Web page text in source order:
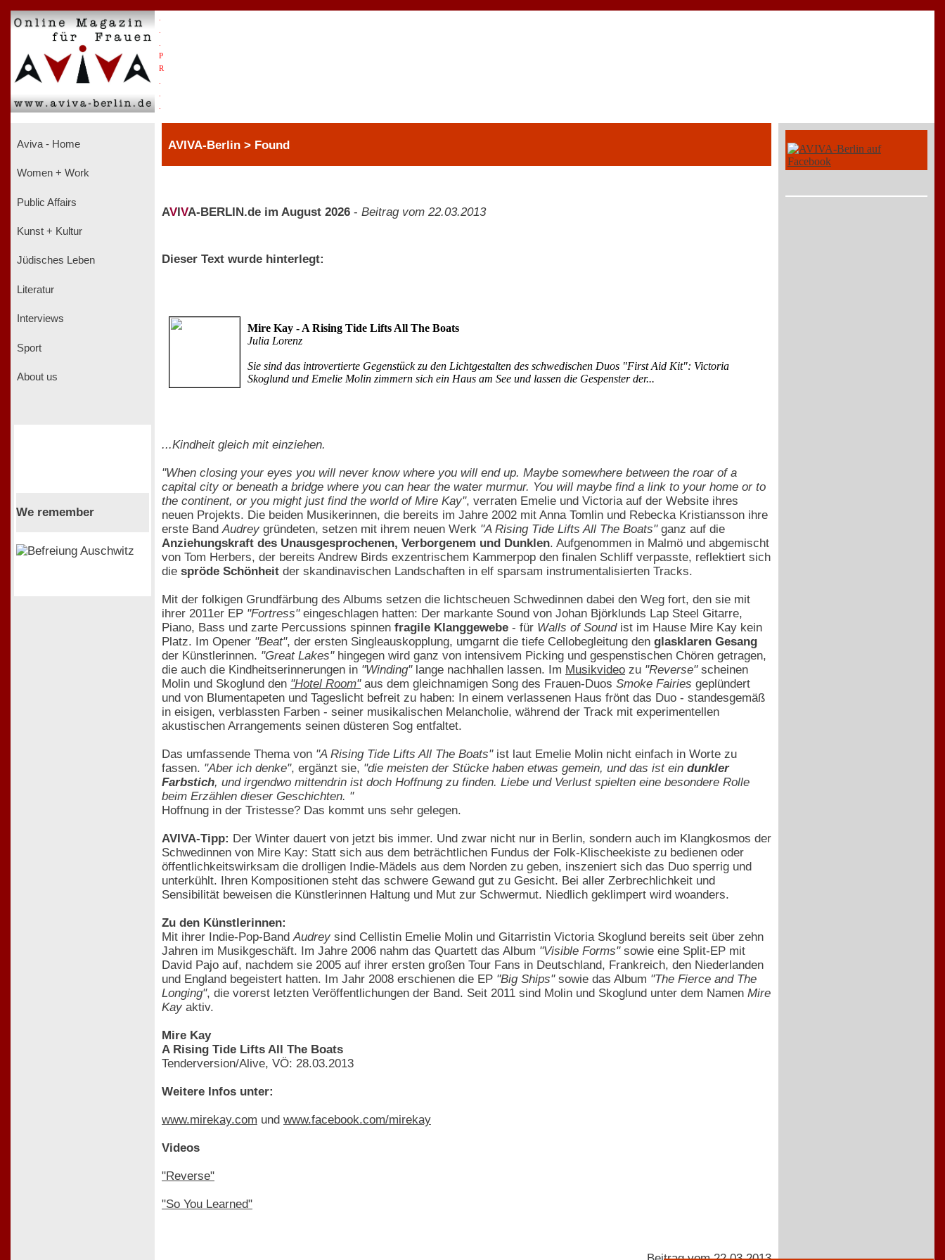
P
R
Aviva - Home
Women + Work
Public Affairs
Kunst + Kultur
Jüdisches Leben
Literatur
Interviews
Sport
About us
We remember
AVIVA-Berlin > Found
AV VA-BERLIN.de im August 2026 - Beitrag vom 22.03.2013
Dieser Text wurde hinterlegt:
Mire Kay - A Rising Tide Lifts All The Boats
Julia Lorenz
Sie sind das introvertierte Gegenstück zu den Lichtgestalten des schwedischen Duos "First Aid Kit": Victoria
Skoglund und Emelie Molin zimmern sich ein Haus am See und lassen die Gespenster der...
...Kindheit gleich mit einziehen.
"When closing your eyes you will never know where you will end up. Maybe somewhere between the roar of a
capital city or beneath a bridge where you can hear the water murmur. You will maybe find a link to your home or to
the continent, or you might just find the world of Mire Kay", verraten Emelie und Victoria auf der Website ihres
neuen Projekts. Die beiden Musikerinnen, die bereits im Jahre 2002 mit Anna Tomlin und Rebecka Kristiansson ihre
erste BandAudrey gründeten, setzen mit ihrem neuen Werk "A Rising Tide Lifts All The Boats"ganz auf die
Anziehungskraft des Unausgesprochenen, Verborgenem und Dunklen. Aufgenommen in Malmö und abgemischt
von Tom Herbers, der bereits Andrew Birds exzentrischem Kammerpop den finalen Schliff verpasste, reflektiert sich
die spröde Schönheit der skandinavischen Landschaften in elf sparsam instrumentalisierten Tracks.
Mit der folkigen Grundfärbung des Albums setzen die lichtscheuen Schwedinnen dabei den Weg fort, den sie mit
ihrer 2011er EP "Fortress"eingeschlagen hatten: Der markante Sound von Johan Björklunds Lap Steel Gitarre,
Piano, Bass und zarte Percussions spinnen fragile Klanggewebe - für Walls of Soundist im Hause Mire Kay kein
Platz. Im Opener "Beat", der ersten Singleauskopplung, umgarnt die tiefe Cellobegleitung den glasklaren Gesang
der Künstlerinnen. "Great Lakes"hingegen wird ganz von intensivem Picking und gespenstischen Chören getragen,
die auch die Kindheitserinnerungen in "Winding"lange nachhallen lassen. Im Musikvideo zu "Reverse"scheinen
Molin und Skoglund den "Hotel Room"aus dem gleichnamigen Song des Frauen-Duos Smoke Fairies geplündert
und von Blumentapeten und Tageslicht befreit zu haben: In einem verlassenen Haus frönt das Duo - standesgemäß
in eisigen, verblassten Farben - seiner musikalischen Melancholie, während der Track mit experimentellen
akustischen Arrangements seinen düsteren Sog entfaltet.
Das umfassende Thema von "A Rising Tide Lifts All The Boats"ist laut Emelie Molin nicht einfach in Worte zu
fassen. "Aber ich denke", ergänzt sie, "die meisten der Stücke haben etwas gemein, und das ist ein dunkler
Farbstich, und irgendwo mittendrin ist doch Hoffnung zu finden. Liebe und Verlust spielten eine besondere Rolle
beim Erzählen dieser Geschichten. "
Hoffnung in der Tristesse? Das kommt uns sehr gelegen.
AVIVA-Tipp: Der Winter dauert von jetzt bis immer. Und zwar nicht nur in Berlin, sondern auch im Klangkosmos der
Schwedinnen von Mire Kay: Statt sich aus dem beträchtlichen Fundus der Folk-Klischeekiste zu bedienen oder
öffentlichkeitswirksam die drolligen Indie-Mädels aus dem Norden zu geben, inszeniert sich das Duo sperrig und
unterkühlt. Ihren Kompositionen steht das schwere Gewand gut zu Gesicht. Bei aller Zerbrechlichkeit und
Sensibilität beweisen die Künstlerinnen Haltung und Mut zur Schwermut. Niedlich geklimpert wird woanders.
Zu den Künstlerinnen:
Mit ihrer Indie-Pop-BandAudrey sind Cellistin Emelie Molin und Gitarristin Victoria Skoglund bereits seit über zehn
Jahren im Musikgeschäft. Im Jahre 2006 nahm das Quartett das Album "Visible Forms"sowie eine Split-EP mit
David Pajo auf, nachdem sie 2005 auf ihrer ersten großen Tour Fans in Deutschland, Frankreich, den Niederlanden
und England begeistert hatten. Im Jahr 2008 erschienen die EP "Big Ships"sowie das Album "The Fierce and The
Longing", die vorerst letzten Veröffentlichungen der Band. Seit 2011 sind Molin und Skoglund unter dem Namen Mire
Kay aktiv.
Mire Kay
A Rising Tide Lifts All The Boats
Tenderversion/Alive, VÖ: 28.03.2013
Weitere Infos unter:
www.mirekay.com und www.facebook.com/mirekay
Videos
"Reverse"
"So You Learned"